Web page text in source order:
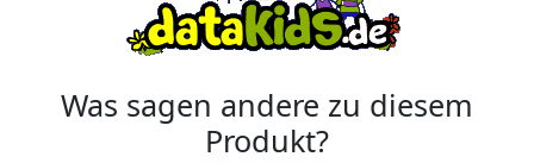
Was sagen andere zu diesem
Produkt?